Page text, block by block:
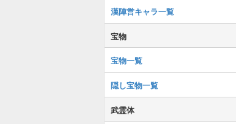
漢陣営キャラ一覧
宝物
宝物一覧
隠し宝物一覧
武霊体